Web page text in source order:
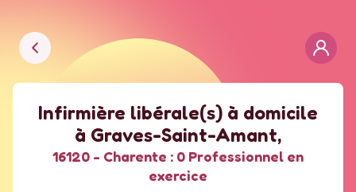
Infirmière libérale(s) à domicile
à Graves-Saint-Amant,
16120 - Charente : 0 Professionnel en
exercice